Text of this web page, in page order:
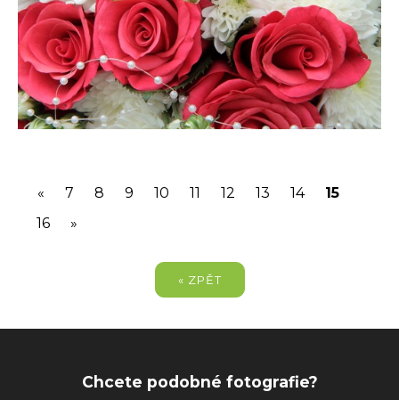
« 7 8 9 10 11 12 13 14 15
16
»
« ZPĚT
Chcete podobné fotografie?